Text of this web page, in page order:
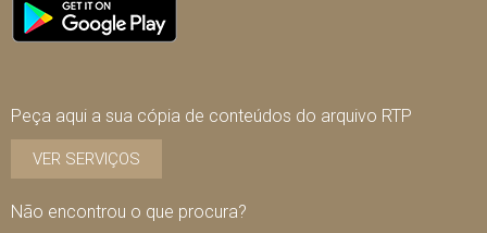
Peça aqui a sua cópia de conteúdos do arquivo RTP
VER SERVIÇOS
Não encontrou o que procura?